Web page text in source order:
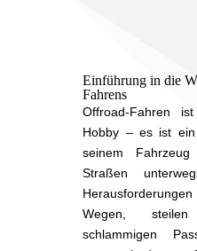
Einführung in die
Fahrens
Offroad-Fahren
Hobby – es ist
seinem
Straßen
Wegen,
schlammigen